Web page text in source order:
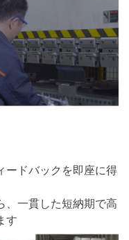
ードバックを即座に得
、一貫した短納期で高
す